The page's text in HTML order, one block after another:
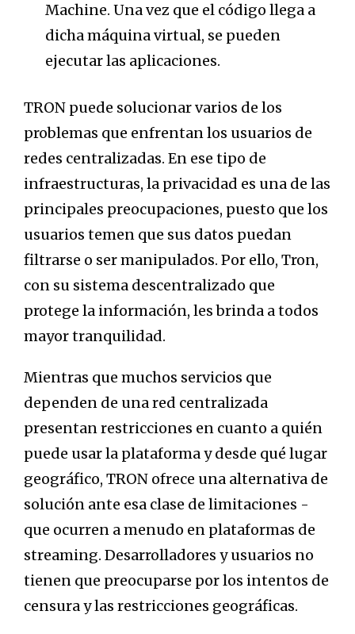
Machine. Una vez que el código llega a
dicha máquina virtual, se pueden
ejecutar las aplicaciones.
TRON puede solucionar varios de los
problemas que enfrentan los usuarios de
redes centralizadas. En ese tipo de
infraestructuras, la privacidad es una de las
principales preocupaciones, puesto que los
usuarios temen que sus datos puedan
filtrarse o ser manipulados. Por ello, Tron,
con su sistema descentralizado que
protege la información, les brinda a todos
mayor tranquilidad.
Mientras que muchos servicios que
dependen de una red centralizada
presentan restricciones en cuanto a quién
puede usar la plataforma y desde qué lugar
geográfico, TRON ofrece una alternativa de
solución ante esa clase de limitaciones -
que ocurren a menudo en plataformas de
streaming. Desarrolladores y usuarios no
tienen que preocuparse por los intentos de
censura y las restricciones geográficas.